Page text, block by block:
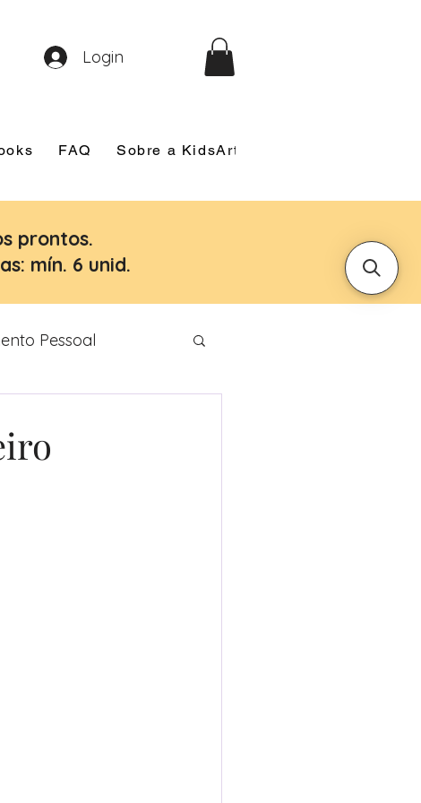
FAQ Sobre a KidsArt
Login
prontos.
mín. 6 unid.
Pessoal